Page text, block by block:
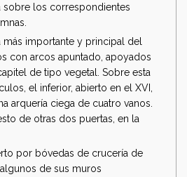
sobre los correspondientes
más importante y principal del
con arcos apuntado, apoyados
de tipo vegetal. Sobre esta
el inferior, abierto en el XVI,
arquería ciega de cuatro vanos.
de otras dos puertas, en la
por bóvedas de crucería de
de sus muros